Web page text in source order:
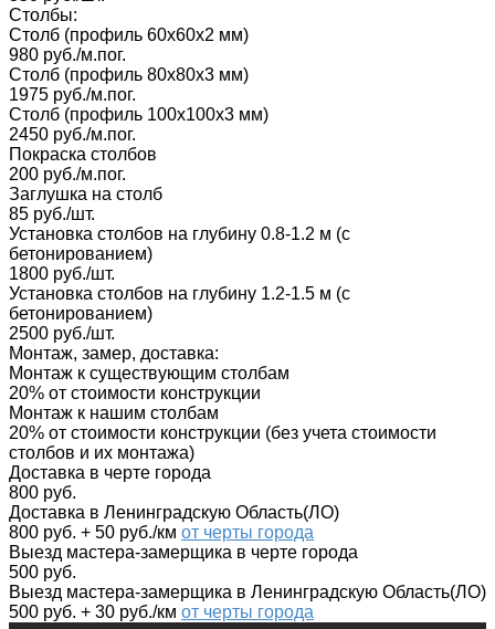
Столбы:
Столб (профиль 60х60х2 мм)
980 руб./м.пог.
Столб (профиль 80х80х3 мм)
1975 руб./м.пог.
Столб (профиль 100х100х3 мм)
2450 руб./м.пог.
Покраска столбов
200 руб./м.пог.
Заглушка на столб
85 руб./шт.
Установка столбов на глубину 0.8-1.2 м (с
бетонированием)
1800 руб./шт.
Установка столбов на глубину 1.2-1.5 м (с
бетонированием)
2500 руб./шт.
Монтаж, замер, доставка:
Монтаж к существующим столбам
20% от стоимости конструкции
Монтаж к нашим столбам
20% от стоимости конструкции (без учета стоимости
столбов и их монтажа)
Доставка в черте города
800 руб.
Доставка в Ленинградскую Область(ЛО)
800 руб. + 50 руб./км от черты города
Выезд мастера-замерщика в черте города
500 руб.
Выезд мастера-замерщика в Ленинградскую Область(ЛО)
500 руб. + 30 руб./км от черты города